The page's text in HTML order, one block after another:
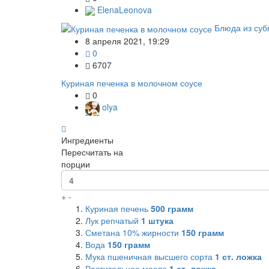
ElenaLeonova
Блюда из
8 апреля 2021, 19:29
0
6707
Куриная печенка в молочном соусе
0
olya
Ингредиенты
Пересчитать на
порции
+ -
Куриная печень 500 грамм
Лук репчатый 1 штука
Сметана 10% жирности 150 грамм
Вода 150 грамм
Мука пшеничная высшего сорта 1 ст. ложка